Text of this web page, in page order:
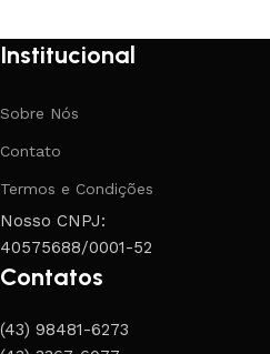
Institucional
Sobre Nós
Contato
Termos e Condições
Nosso CNPJ:
40575688/0001-52
Contatos
(43) 98481-6273